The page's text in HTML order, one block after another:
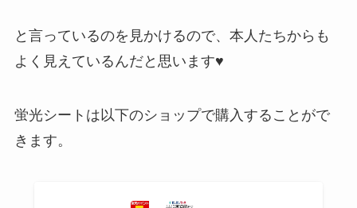
と言っているのを見かけるので、本人たちからも
よく見えているんだと思います♥
蛍光シートは以下のショップで購入することがで
きます。